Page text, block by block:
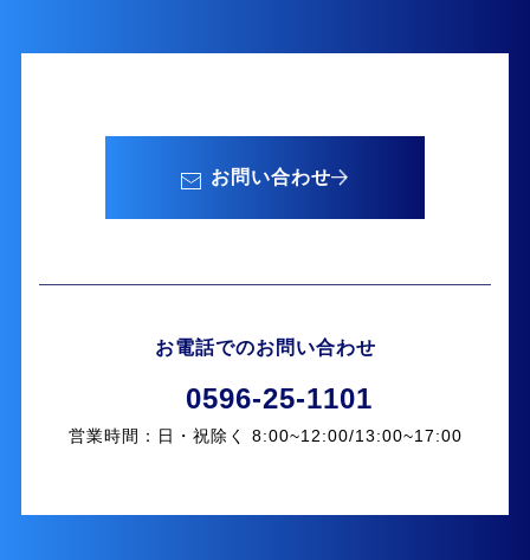
お問い合わせ
お電話でのお問い合わせ
0596-25-1101
営業時間：日・祝除く 8:00~12:00/13:00~17:00